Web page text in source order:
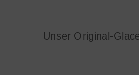
Unser Original-